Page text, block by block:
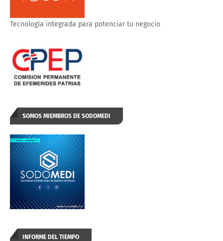
Tecnología integrada para potenciar tu negocio
SOMOS MIEMBROS DE SODOMEDI
INFORME DEL TIEMPO